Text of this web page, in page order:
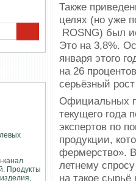
Также
целях (но уже
ROSNG) был
Это на 3,8%.
января этого
на 26
серьёзный
Официальных
текущего года
экспертов по
продукции,
фермерство».
летнему
на такое